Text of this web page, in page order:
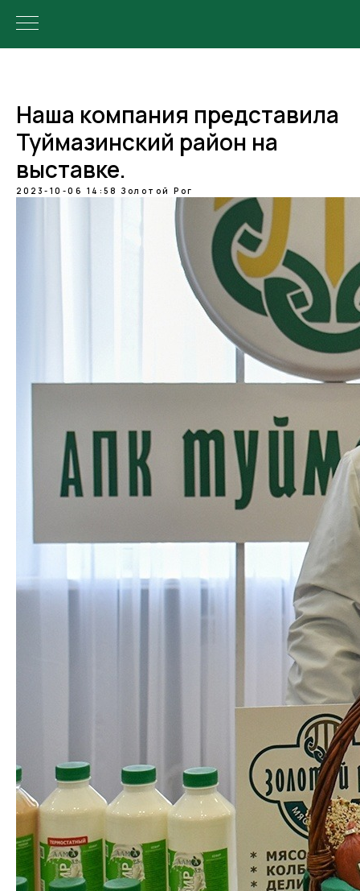
Наша компания представила
Туймазинский район на
выставке.
2023-10-06 14:58 Золотой Рог